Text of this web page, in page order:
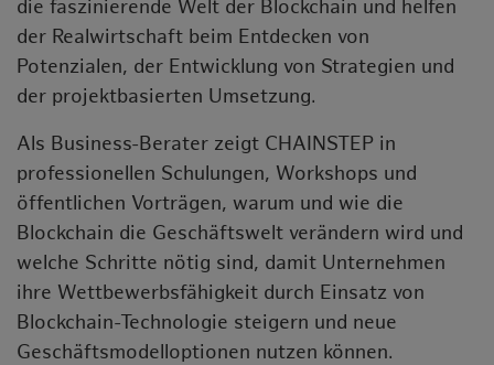
die faszinierende Welt der Blockchain und helfen
der Realwirtschaft beim Entdecken von
Potenzialen, der Entwicklung von Strategien und
der projektbasierten Umsetzung.
Als Business-Berater zeigt CHAINSTEP in
professionellen Schulungen, Workshops und
öffentlichen Vorträgen, warum und wie die
Blockchain die Geschäftswelt verändern wird und
welche Schritte nötig sind, damit Unternehmen
ihre Wettbewerbsfähigkeit durch Einsatz von
Blockchain-Technologie steigern und neue
Geschäftsmodelloptionen nutzen können.